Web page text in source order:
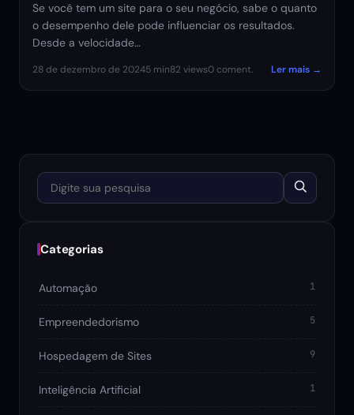
Se você tem um site para o seu negócio, sabe o quanto
o desempenho dele pode influenciar os resultados.
Desde a velocidade…
28 de dezembro de 20245 min82 views0 coment. Ler mais →
Digite sua pesquisa
Categorias
Automação 1
Empreendedorismo 5
Hospedagem de Sites 9
Inteligência Artificial 1